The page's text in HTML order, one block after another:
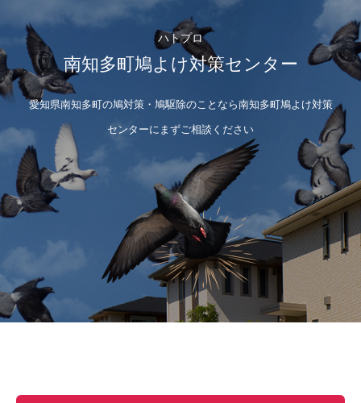
ハトプロ
南知多町鳩よけ対策センター
愛知県南知多町の鳩対策・鳩駆除のことなら南知多町鳩よけ対策
センターにまずご相談ください